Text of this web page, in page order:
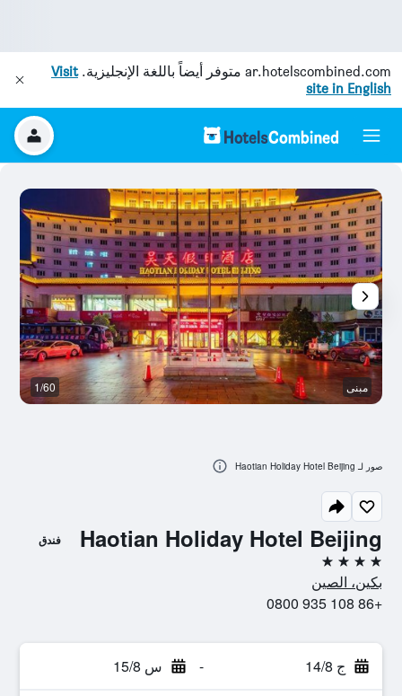
ar.hotelscombined.com متوفر أيضاً باللغة الإنجليزية.Visit
site in English
Haotian Holiday Hotel Beijing فندق
4 نجوم
بكين، الصين
+86 108 935 0800
ج 14/8 - س 15/8
مبنى 1/60
صور لـ Haotian Holiday Hotel Beijing